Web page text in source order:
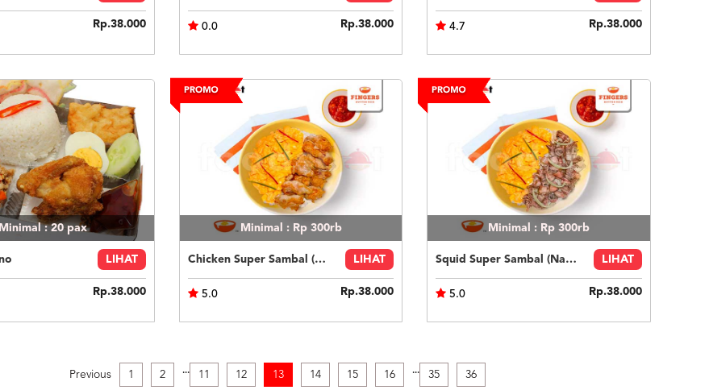
Rp.38.000 0.0 Rp.38.000 4.7 Rp.38.000
Minimal : 20pax
LIHAT
Rp.38.000
Minimal : Rp 300rb
Chicken Super Sambal (Nasi Putih) LIHAT
5.0 Rp.38.000
Minimal : Rp 300rb
Squid Super Sambal (Nasi Putih) LIHAT
5.0 Rp.38.000
Previous 1 2 ... 11 12 13 14 15 16 ... 35 36